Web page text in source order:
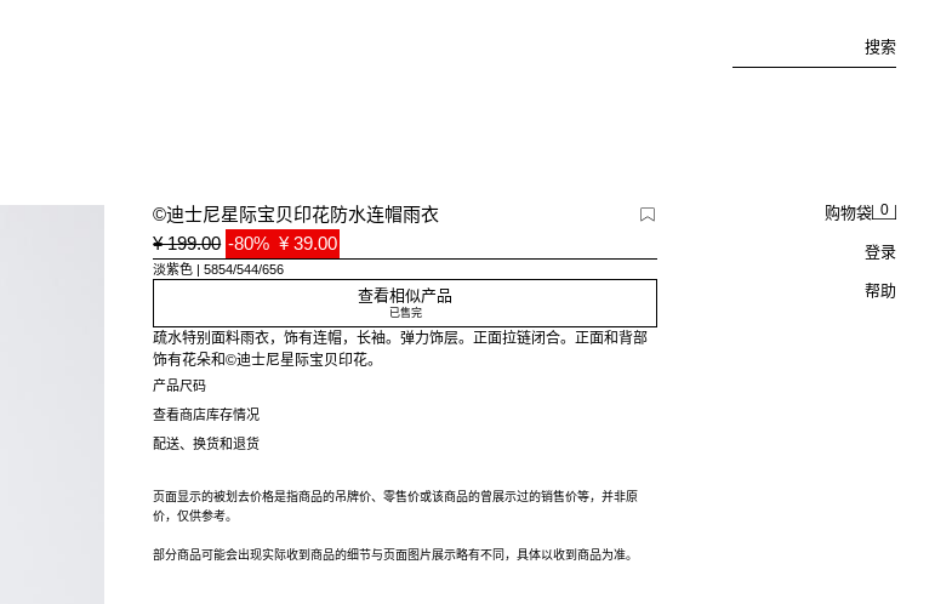
搜索
购物袋 0
登录
帮助
©迪士尼星际宝贝印花防水连帽雨衣
¥ 199.00 -80% ¥ 39.00
淡紫色 5854/544/656
查看相似产品
已售完
疏水特别面料雨衣，饰有连帽，长袖。弹力饰层。正面拉链闭合。正面和背部
饰有花朵和©迪士尼星际宝贝印花。
产品尺码
查看商店库存情况
配送、换货和退货
页面显示的被划去价格是指商品的吊牌价、零售价或该商品的曾展示过的销售价等，并非原
价，仅供参考。
部分商品可能会出现实际收到商品的细节与页面图片展示略有不同，具体以收到商品为准。